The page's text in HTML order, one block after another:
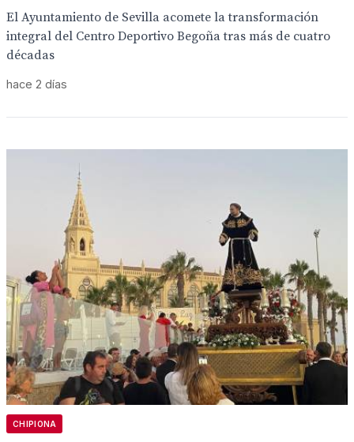
El Ayuntamiento de Sevilla acomete la transformación
integral del Centro Deportivo Begoña tras más de cuatro
décadas
hace 2 días
CHIPIONA